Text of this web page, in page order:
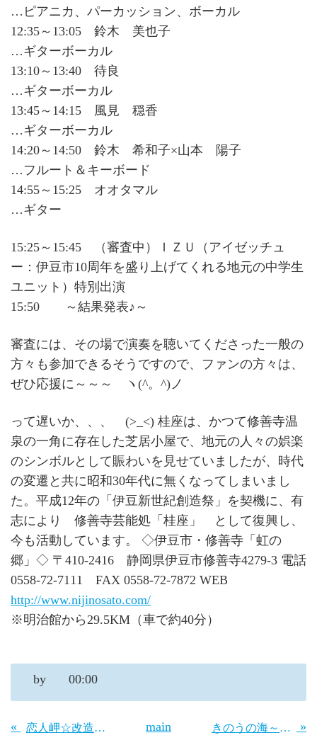
…ピアニカ、パーカッション、ボーカル
12:35～13:05 鈴木 美也子
…ギターボーカル
13:10～13:40 待良
…ギターボーカル
13:45～14:15 風見 穏香
…ギターボーカル
14:20～14:50 鈴木 希和子×山本 陽子
…フルート＆キーボード
14:55～15:25 オオタマル
…ギター
15:25～15:45 （審査中）ＩＺＵ（アイゼッチュ
ー：伊豆市10周年を盛り上げてくれる地元の中学生
ユニット）特別出演
15:50 ～結果発表♪～
審査には、その場で演奏を聴いてくださった一般の
方々も参加できるそうですので、ファンの方々は、
ぜひ応援に～～～ ヽ(^。^)ノ
って遅いか、、、 (>_<) 桂座は、かつて修善寺温
泉の一角に存在した芝居小屋で、地元の人々の娯楽
のシンボルとして賑わいを見せていましたが、時代
の変遷と共に昭和30年代に無くなってしまいまし
た。平成12年の「伊豆新世紀創造祭」を契機に、有
志により 修善寺芸能処「桂座」 として復興し、
今も活動しています。 ◇伊豆市・修善寺「虹の
郷」◇ 〒410-2416 静岡県伊豆市修善寺4279-3 電話
0558-72-7111 FAX 0558-72-7872 WEB
http://www.nijinosato.com/
※明治館から29.5KM（車で約40分）
by 00:00
« 恋人岬☆改造計画♪工程がきまりました main きのうの海～ひととき夏の海に。。。 »